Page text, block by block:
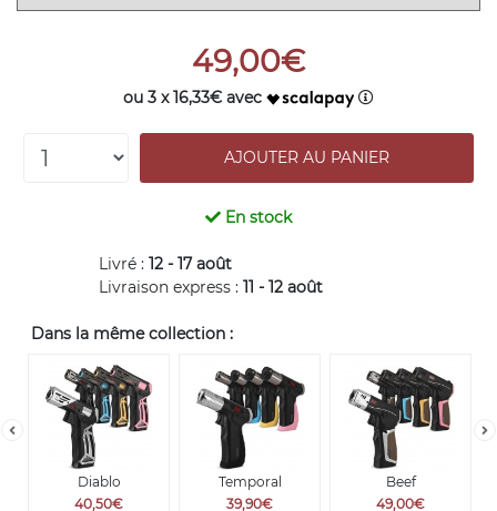
49,00€
ou 3 x 16,33€ avec
En stock
Livré : 12 - 17 août
Livraison express : 11 - 12 août
Dans la même collection :
Diablo
40,50€
Temporal
39,90€
Beef
49,00€